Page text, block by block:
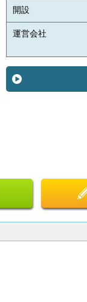
開設
運営会社